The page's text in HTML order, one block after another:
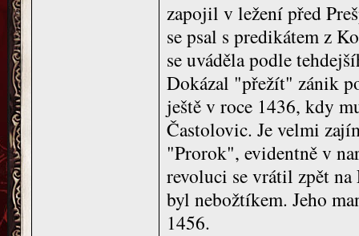
zapojil v ležení před
se psal s predikátem z
se uváděla podle
Dokázal "přežít" zánik
ještě v roce 1436, kdy
Častolovic. Je velmi
"Prorok", evidentně v
revoluci se vrátil zpět
byl nebožtíkem. Jeho
1456.